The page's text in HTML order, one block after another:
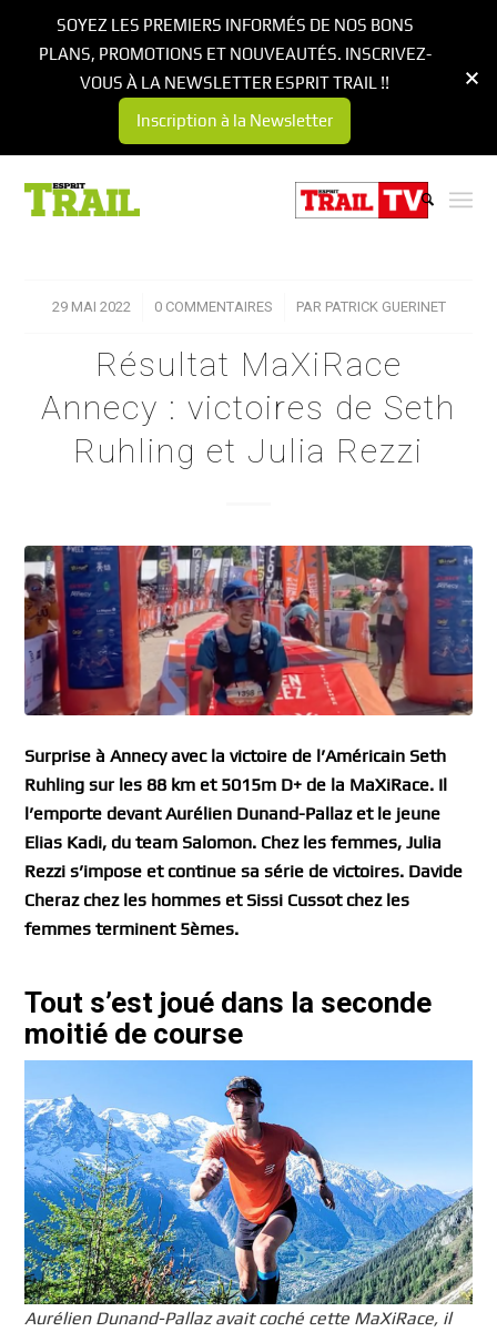
29 MAI 2022
/ 0 COMMENTAIRES
/ PAR PATRICK GUERINET
Résultat MaXiRace
Annecy : victoires de Seth
Ruhling et Julia Rezzi
Surprise à Annecy avec la victoire de l’Américain Seth
Ruhling sur les 88 km et 5015m D+ de la MaXiRace. Il
l’emporte devant Aurélien Dunand-Pallaz et le jeune
Elias Kadi, du team Salomon. Chez les femmes, Julia
Rezzi s’impose et continue sa série de victoires. Davide
Cheraz chez les hommes et Sissi Cussot chez les
femmes terminent 5èmes.
Tout s’est joué dans la seconde
moitié de course
Aurélien Dunand-Pallaz avait coché cette MaXiRace, il
SOYEZ LES PREMIERS INFORMÉS DE NOS BONS
PLANS, PROMOTIONS ET NOUVEAUTÉS. INSCRIVEZ-
VOUS À LA NEWSLETTER ESPRIT TRAIL !!
Inscription à la Newsletter